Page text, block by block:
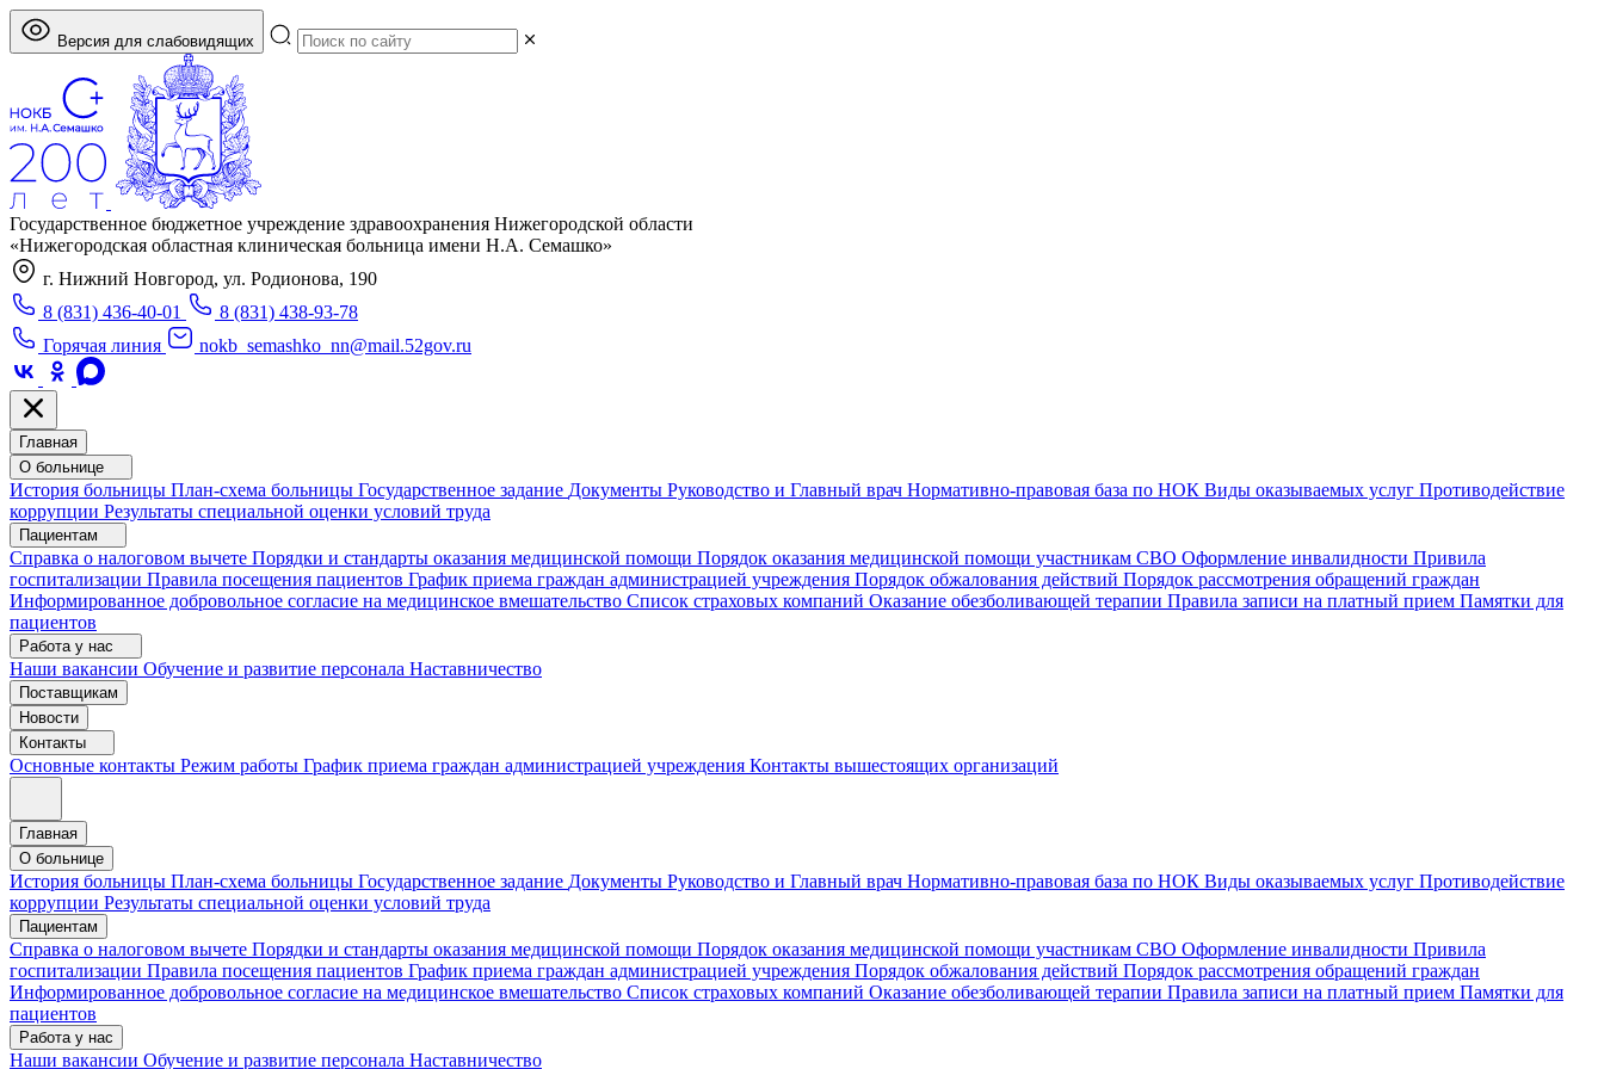
Версия для слабовидящих
Государственное бюджетное учреждение здравоохранения Нижегородской области
«Нижегородская областная клиническая больница имени Н.А. Семашко»
г. Нижний Новгород, ул. Родионова, 190
8 (831) 436-40-01
8 (831) 438-93-78
Горячая линия
nokb_semashko_nn@mail.52gov.ru
Главная
О больнице
История больницы План-схема больницы Государственное задание Документы Руководство и Главный врач Нормативно-правовая база по НОК Виды оказываемых услуг Противодействие
коррупции Результаты специальной оценки условий труда
Пациентам
Справка о налоговом вычете Порядки и стандарты оказания медицинской помощи Порядок оказания медицинской помощи участникам СВО Оформление инвалидности Привила
госпитализации Правила посещения пациентов График приема граждан администрацией учреждения Порядок обжалования действий Порядок рассмотрения обращений граждан
Информированное добровольное согласие на медицинское вмешательство Список страховых компаний Оказание обезболивающей терапии Правила записи на платный прием Памятки для
пациентов
Работа у нас
Наши вакансии Обучение и развитие персонала Наставничество
Поставщикам
Новости
Контакты
Основные контакты Режим работы График приема граждан администрацией учреждения Контакты вышестоящих организаций
Главная
О больнице
История больницы План-схема больницы Государственное задание Документы Руководство и Главный врач Нормативно-правовая база по НОК Виды оказываемых услуг Противодействие
коррупции Результаты специальной оценки условий труда
Пациентам
Справка о налоговом вычете Порядки и стандарты оказания медицинской помощи Порядок оказания медицинской помощи участникам СВО Оформление инвалидности Привила
госпитализации Правила посещения пациентов График приема граждан администрацией учреждения Порядок обжалования действий Порядок рассмотрения обращений граждан
Информированное добровольное согласие на медицинское вмешательство Список страховых компаний Оказание обезболивающей терапии Правила записи на платный прием Памятки для
пациентов
Работа у нас
Наши вакансии Обучение и развитие персонала Наставничество